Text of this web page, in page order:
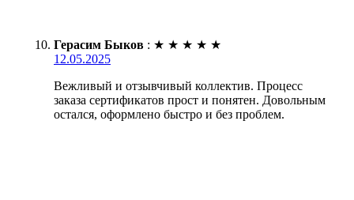
Герасим Быков : ★ ★ ★ ★ ★
12.05.2025
Вежливый и отзывчивый коллектив. Процесс
заказа сертификатов прост и понятен. Довольным
остался, оформлено быстро и без проблем.